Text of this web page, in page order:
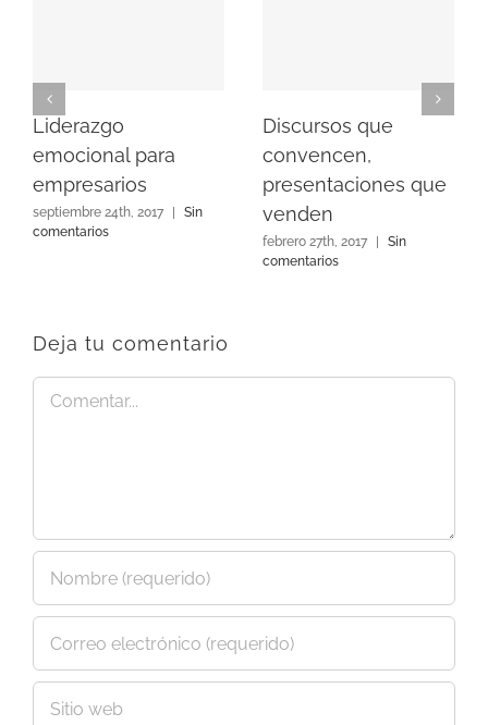
Liderazgo
emocional para
empresarios
septiembre 24th, 2017
Sin
comentarios
Discursos que
convencen,
presentaciones que
venden
febrero 27th, 2017
Sin
comentarios
Deja tu comentario
Comentar